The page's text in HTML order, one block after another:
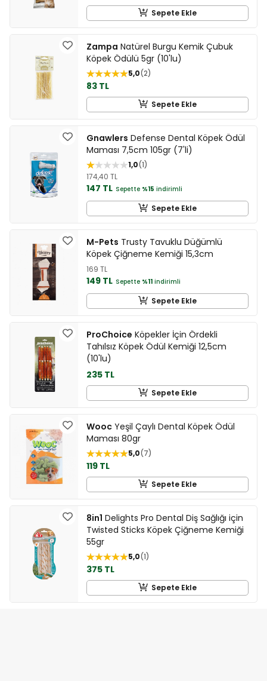
Sepete Ekle
Zampa Natürel Burgu Kemik Çubuk
Köpek Ödülü 5gr (10'lu)
5,0 2
83 TL
Sepete Ekle
Gnawlers Defense Dental Köpek Ödül
Maması 7,5cm 105gr (7'li)
1,0 1
174,40 TL
147 TL Sepette %15 indirimli
Sepete Ekle
M-Pets Trusty Tavuklu Düğümlü
Köpek Çiğneme Kemiği 15,3cm
169 TL
149 TL Sepette %11 indirimli
Sepete Ekle
ProChoice Köpekler İçin Ördekli
Tahılsız Köpek Ödül Kemiği 12,5cm
(10'lu)
235 TL
Sepete Ekle
Wooc Yeşil Çaylı Dental Köpek Ödül
Maması 80gr
5,0 7
119 TL
Sepete Ekle
8in1 Delights Pro Dental Diş Sağlığı için
Twisted Sticks Köpek Çiğneme Kemiği
55gr
5,0 1
375 TL
Sepete Ekle